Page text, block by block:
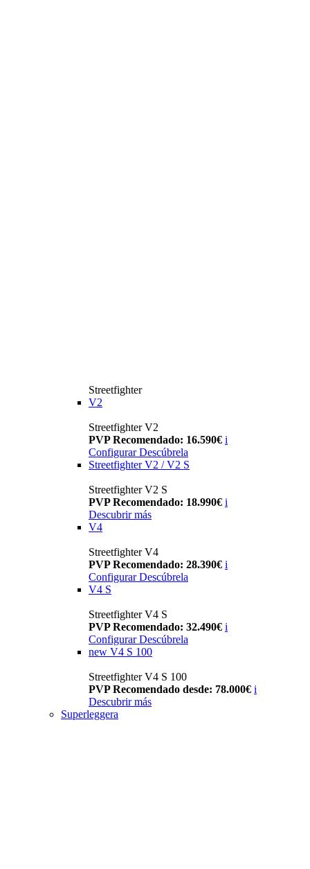
Streetfighter
V2
Streetfighter V2
PVP Recomendado: 16.590€ i
Configurar Descúbrela
Streetfighter V2 / V2 S
Streetfighter V2 S
PVP Recomendado: 18.990€ i
Descubrir más
V4
Streetfighter V4
PVP Recomendado: 28.390€ i
Configurar Descúbrela
V4 S
Streetfighter V4 S
PVP Recomendado: 32.490€ i
Configurar Descúbrela
new V4 S 100
Streetfighter V4 S 100
PVP Recomendado desde: 78.000€ i
Descubrir más
Superleggera